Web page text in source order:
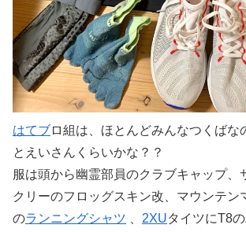
はてブロ組は、ほとんどみんなつくばな
とえいさんくらいかな？？
服は頭から幽霊部員のクラブキャップ、
クリーのフロッグスキン改、マウンテン
のランニングシャツ 2XUタイツにT8